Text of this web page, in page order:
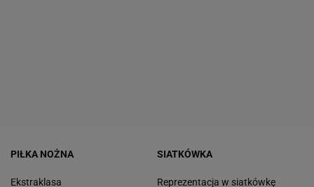
PIŁKA NOŻNA
Ekstraklasa
SIATKÓWKA
Reprezentacja w siatkówkę